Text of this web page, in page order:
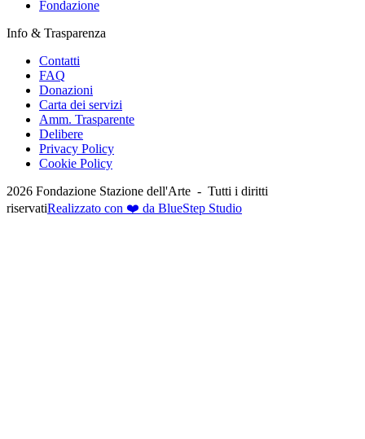
Fondazione
Info & Trasparenza
Contatti
FAQ
Donazioni
Carta dei servizi
Amm. Trasparente
Delibere
Privacy Policy
Cookie Policy
2026 Fondazione Stazione dell'Arte - Tutti i diritti
riservatiRealizzato con ❤️ da BlueStep Studio